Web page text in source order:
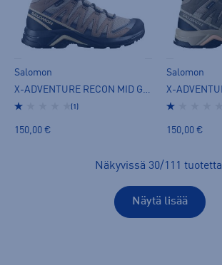
Salomon
(1)
150,00 €
Salomon
150,00 €
Näkyvissä 30/111 tuotetta
Näytä lisää